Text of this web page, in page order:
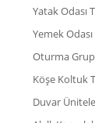
Yatak Odası
Yemek Odası
Oturma
Köşe Koltuk
Duvar